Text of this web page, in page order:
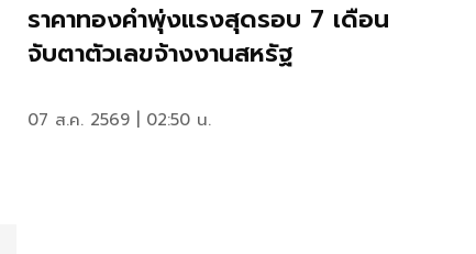
ราคาทองคำพุ่งแรงสุดรอบ 7 เดือน
จับตาตัวเลขจ้างงานสหรัฐ
07 ส.ค. 2569 | 02:50 น.